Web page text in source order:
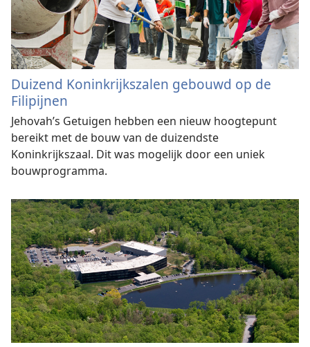
Duizend Koninkrijkszalen gebouwd op de
Filipijnen
Jehovah’s Getuigen hebben een nieuw hoogtepunt
bereikt met de bouw van de duizendste
Koninkrijkszaal. Dit was mogelijk door een uniek
bouwprogramma.